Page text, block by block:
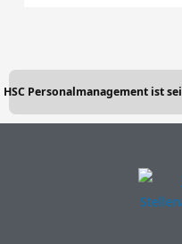
HSC Personalmanagement ist